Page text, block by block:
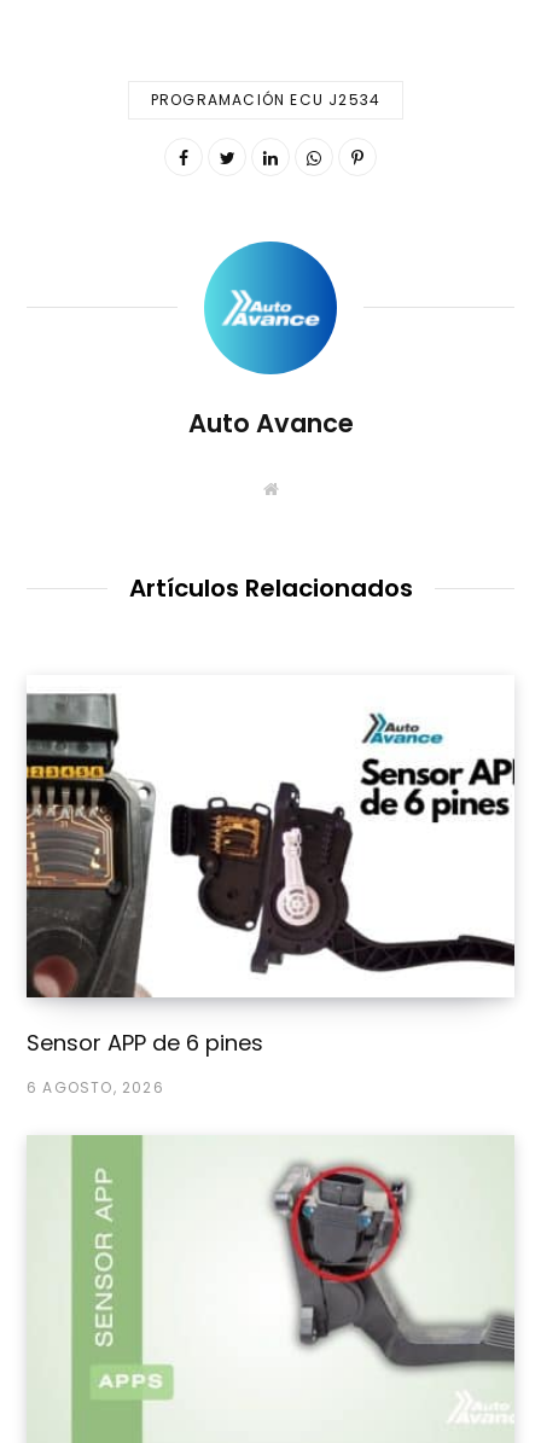
PROGRAMACIÓN ECU J2534
Auto Avance
S
e
Artículos Relacionados
Sensor APP de 6 pines
6 AGOSTO, 2026